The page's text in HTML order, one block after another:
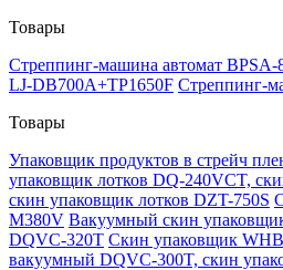
Товары
Стреппинг-машина автомат BPSA-
LJ-DB700A+TP1650F Стреппинг-
Товары
Упаковщик продуктов в стрейч
упаковщик лотков DQ-240VCT,
скин упаковщик лотков DZT-750S
M380V Вакуумный скин
DQVC-320T Скин упаковщик
вакуумный DQVC-300T, скин